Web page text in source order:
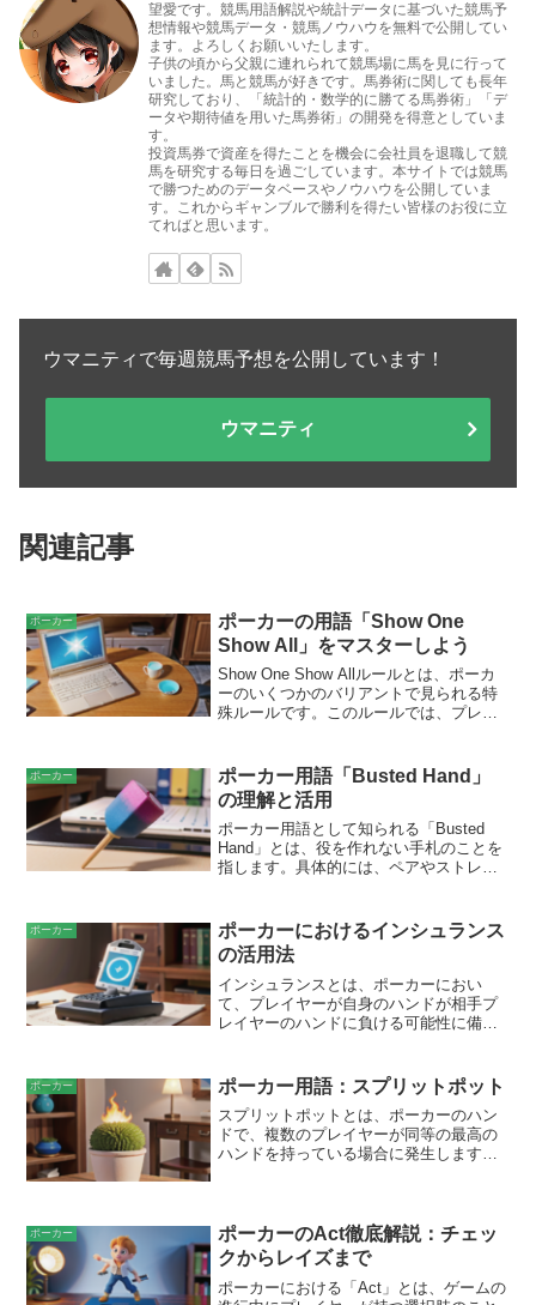
望愛です。競馬用語解説や統計データに基づいた競馬予
想情報や競馬データ・競馬ノウハウを無料で公開してい
ます。よろしくお願いいたします。
子供の頃から父親に連れられて競馬場に馬を見に行って
いました。馬と競馬が好きです。馬券術に関しても長年
研究しており、「統計的・数学的に勝てる馬券術」「デ
ータや期待値を用いた馬券術」の開発を得意としていま
す。
投資馬券で資産を得たことを機会に会社員を退職して競
馬を研究する毎日を過ごしています。本サイトでは競馬
で勝つためのデータベースやノウハウを公開していま
す。これからギャンブルで勝利を得たい皆様のお役に立
てればと思います。
ウマニティで毎週競馬予想を公開しています！
ウマニティ
関連記事
ポーカー
ポーカーの用語「Show One
Show All」をマスターしよう
Show One Show Allルールとは、ポーカ
ーのいくつかのバリアントで見られる特
殊ルールです。このルールでは、プレイ
後、公開された手札の強さに応じて、各
プレイヤーはコール、レイズ、フォール
ドすることができます。このルールによ
り、ブラフが難しくなり、ポットのサイ
ズが大きくなる傾向があります。
ポーカー
ポーカー用語「Busted Hand」
の理解と活用
ポーカー用語として知られる「Busted
Hand」とは、役を作れない手札のことを
指します。具体的には、ペアやストレー
フォールドすることを選択し、現在のハ
ンドでのプレイをやめます。バストした
ハンドは、初心者のプレイヤーにとって
は特に扱いが難しい場合があります。彼
らは優れた手札が来るのを辛抱強く待つ
のではなく、バストした可能性があるに
ヤーは、バストしたハンドを早期に認識
し、損失を最小限に抑えることを理解し
ています。
ポーカー
ポーカーにおけるインシュランス
の活用法
インシュランスとは、ポーカーにおい
て、プレイヤーが自身のハンドが相手プ
レイヤーのハンドに負ける可能性に備え
（フルハウスやクアッド）を持っている
プレイヤーに対してのみ利用できます。
インシュランスのベット額は、メインポ
ットの半分です。インシュランスに賭け
るプレイヤーは、インシュランスのポッ
ポーカー ポーカー用語：スプリットポット
スプリットポットとは、ポーカーのハン
ドで、複数のプレイヤーが同等の最高の
ハンドを持っている場合に発生します。
ストレートやフラッシュなどの強いハン
ドで発生することが多く、プレイヤーが
引き分けのハンドを持っている場合にも
発生します。
ポーカー
ポーカーのAct徹底解説：チェッ
クからレイズまで
ポーカーにおける「Act」とは、ゲームの